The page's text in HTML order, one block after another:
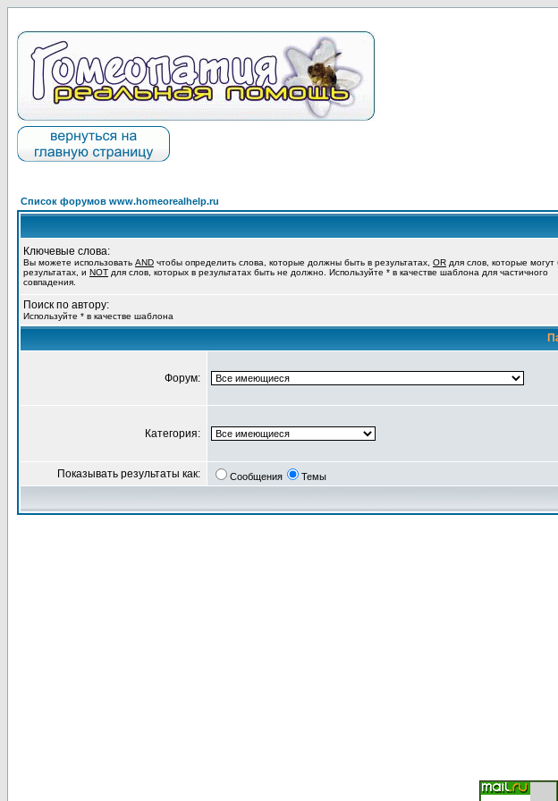
Список форумов www.homeorealhelp.ru
Ключевые слова:
Вы можете использовать AND чтобы определить слова, которые должны быть в результатах, OR для слов, которые могут
результатах, и NOT для слов, которых в результатах быть не должно. Используйте * в качестве шаблона для частичного
совпадения.
Поиск по автору:
Используйте * в качестве шаблона
Форум:
Категория:
Показывать результаты как: Сообщения Темы